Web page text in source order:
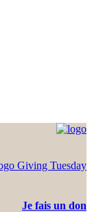
Je fais un don